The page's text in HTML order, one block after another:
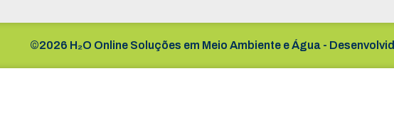
©2026 H₂O Online Soluções em Meio Ambiente e Água -